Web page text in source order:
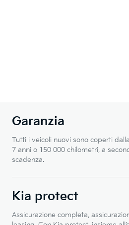
Garanzia
Tutti i veicoli nuovi sono coperti
7 anni o 150 000 chilometri, a
scadenza.
Kia protect
Assicurazione completa,